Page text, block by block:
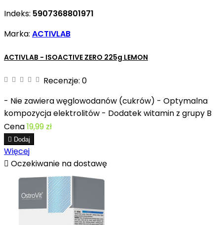
Indeks: 5907368801971
Marka: ACTIVLAB
ACTIVLAB - ISOACTIVE ZERO 225g LEMON
Recenzje: 0
- Nie zawiera węglowodanów (cukrów) - Optymalna
kompozycja elektrolitów - Dodatek witamin z grupy B
Cena19,99 zł
 Dodaj
Więcej
 Oczekiwanie na dostawę